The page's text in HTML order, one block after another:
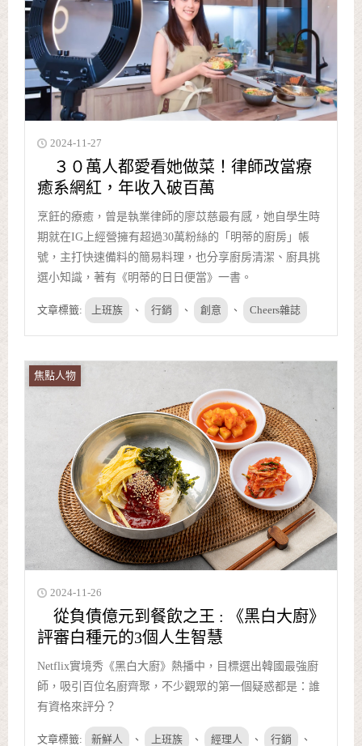
2024-11-27
３０萬人都愛看她做菜！律師改當療
癒系網紅，年收入破百萬
烹飪的療癒，曾是執業律師的廖苡慈最有感，她自學生時
期就在IG上經營擁有超過30萬粉絲的「明蒂的廚房」帳
號，主打快速備料的簡易料理，也分享廚房清潔、廚具挑
選小知識，著有《明蒂的日日便當》一書。
文章標籤: 上班族 、 行銷 、 創意 、 Cheers雜誌
焦點人物
2024-11-26
從負債億元到餐飲之王 : 《黑白大廚》
評審白種元的3個人生智慧
Netflix實境秀《黑白大廚》熱播中，目標選出韓國最強廚
師，吸引百位名廚齊聚，不少觀眾的第一個疑惑都是：誰
有資格來評分？
文章標籤: 新鮮人 、 上班族 、 經理人 、 行銷 、